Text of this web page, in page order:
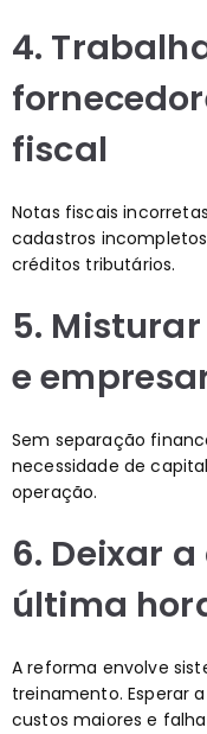
4.
fiscal
Notas fiscais
cadastros
créditos tributários.
5.
e
Sem separação
necessidade de
operação.
6. Deixar
última
A reforma envolve
treinamento. Esperar
custos maiores e